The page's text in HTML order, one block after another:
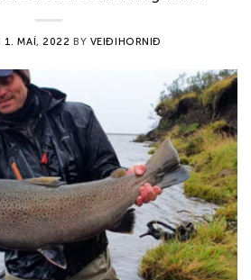
1. MAÍ, 2022 BY VEIÐIHORNIÐ